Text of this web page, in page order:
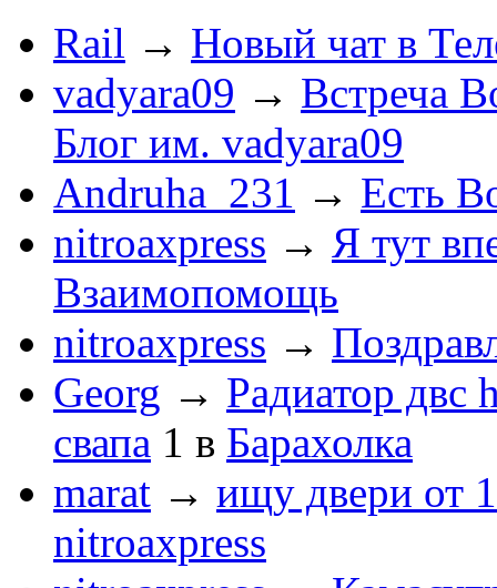
Rail → Новый чат в
vadyara09 → Встреча
Блог им. vadyara09
Andruha_231 → Есть
nitroaxpress → Я тут
Взаимопомощь
nitroaxpress →
Georg → Радиатор двс
свапа 1 в Барахолка
marat → ищу двери от
nitroaxpress